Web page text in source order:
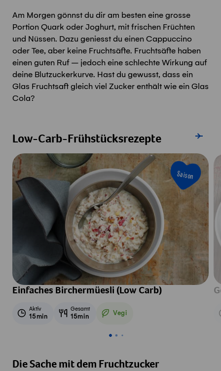
Am Morgen gönnst du dir am besten eine grosse
Portion Quark oder Joghurt, mit frischen Früchten
und Nüssen. Dazu geniesst du einen Cappuccino
oder Tee, aber keine Fruchtsäfte. Fruchtsäfte haben
einen guten Ruf – jedoch eine schlechte Wirkung auf
deine Blutzuckerkurve. Hast du gewusst, dass ein
Glas Fruchtsaft gleich viel Zucker enthält wie ein Glas
Cola?
Low-Carb-Frühstücksrezepte
Saison
Einfaches Birchermüesli (Low Carb)
Aktiv
15min
Gesamt
15min Vegi
Vegetarisch
Die Sache mit dem Fruchtzucker